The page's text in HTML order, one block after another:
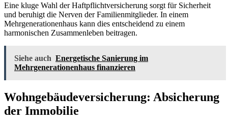
Eine kluge Wahl der Haftpflichtversicherung sorgt für Sicherheit
und beruhigt die Nerven der Familienmitglieder. In einem
Mehrgenerationenhaus kann dies entscheidend zu einem
harmonischen Zusammenleben beitragen.
Siehe auch Energetische Sanierung im
Mehrgenerationenhaus finanzieren
Wohngebäudeversicherung: Absicherung
der Immobilie